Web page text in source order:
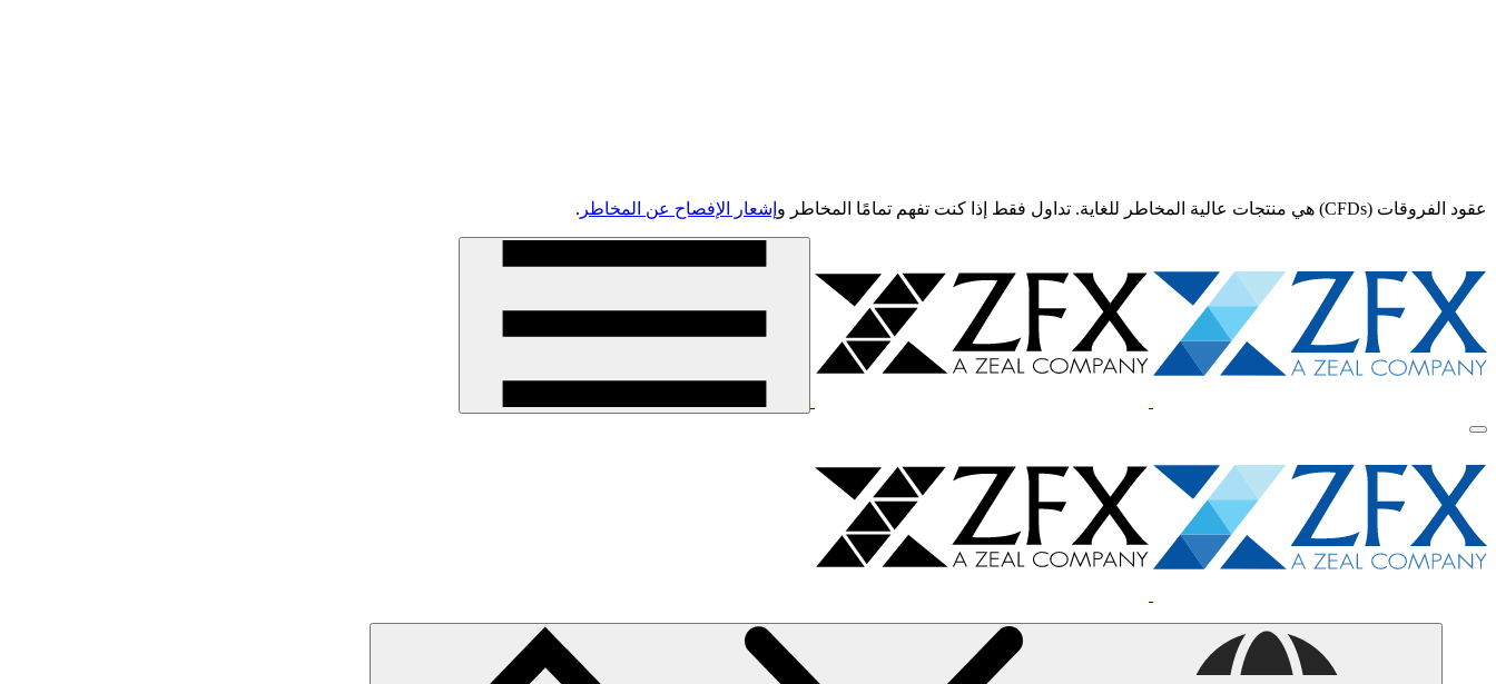
عقود الفروقات (CFDs) هي منتجات عالية المخاطر للغاية. تداول فقط إذا كنت تفهم تمامًا المخاطر و إشعار الإفصاح عن المخاطر .